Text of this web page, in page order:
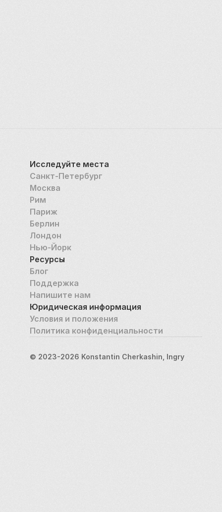
Исследуйте места
Санкт-Петербург
Москва
Рим
Париж
Берлин
Лондон
Нью-Йорк
Ресурсы
Блог
Поддержка
Напишите нам
Юридическая информация
Условия и положения
Политика конфиденциальности
© 2023-2026 Konstantin Cherkashin, Ingry